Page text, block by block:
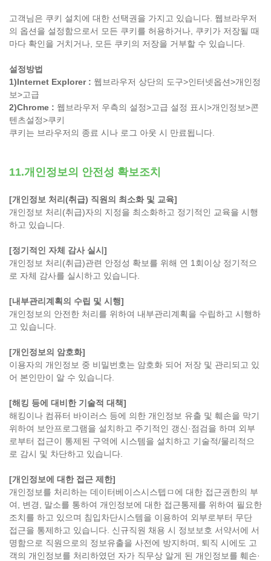
고객님은 쿠키 설치에 대한 선택권을 가지고 있습니다. 웹브라우저
의 옵션을 설정함으로서 모든 쿠키를 허용하거나, 쿠키가 저장될 때
마다 확인을 거치거나, 모든 쿠키의 저장을 거부할 수 있습니다.
설정방법
1)Internet Explorer : 웹브라우저 상단의 도구>인터넷옵션>개인정
보>고급
2)Chrome : 웹브라우저 우측의 설정>고급 설정 표시>개인정보>콘
텐츠설정>쿠키
쿠키는 브라우저의 종료 시나 로그 아웃 시 만료됩니다.
11.개인정보의 안전성 확보조치
[개인정보 처리(취급) 직원의 최소화 및 교육]
개인정보 처리(취급)자의 지정을 최소화하고 정기적인 교육을 시행
하고 있습니다.
[정기적인 자체 감사 실시]
개인정보 처리(취급)관련 안정성 확보를 위해 연 1회이상 정기적으
로 자체 감사를 실시하고 있습니다.
[내부관리계획의 수립 및 시행]
개인정보의 안전한 처리를 위하여 내부관리계획을 수립하고 시행하
고 있습니다.
[개인정보의 암호화]
이용자의 개인정보 중 비밀번호는 암호화 되어 저장 및 관리되고 있
어 본인만이 알 수 있습니다.
[해킹 등에 대비한 기술적 대책]
해킹이나 컴퓨터 바이러스 등에 의한 개인정보 유출 및 훼손을 막기
위하여 보안프로그램을 설치하고 주기적인 갱신·점검을 하며 외부
로부터 접근이 통제된 구역에 시스템을 설치하고 기술적/물리적으
로 감시 및 차단하고 있습니다.
[개인정보에 대한 접근 제한]
개인정보를 처리하는 데이터베이스시스텝ㅁ에 대한 접근권한의 부
여, 변경, 말소를 통하여 개인정보에 대한 접근통제를 위하여 필요한
조치를 하고 있으며 침입차단시스템을 이용하여 외부로부터 무단
접근을 통제하고 있습니다. 신규직원 채용 시 정보보호 서약서에 서
명함으로 직원으로의 정보유출을 사전에 방지하며, 퇴직 시에도 고
객의 개인정보를 처리하였던 자가 직무상 알게 된 개인정보를 훼손·